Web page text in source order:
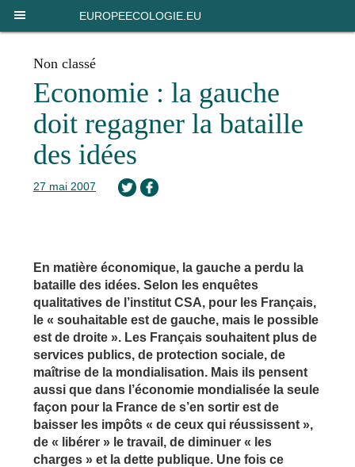
EUROPEECOLOGIE.EU
Non classé
Economie : la gauche
doit regagner la bataille
des idées
27 mai 2007
En matière économique, la gauche a perdu la
bataille des idées. Selon les enquêtes
qualitatives de l’institut CSA, pour les Français,
le « souhaitable est de gauche, mais le possible
est de droite ». Les Français souhaitent plus de
services publics, de protection sociale, de
maîtrise de la mondialisation. Mais ils pensent
aussi que dans l’économie mondialisée la seule
façon pour la France de s’en sortir est de
baisser les impôts « de ceux qui réussissent »,
de « libérer » le travail, de diminuer « les
charges » et la dette publique. Une fois ce